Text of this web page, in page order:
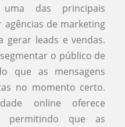
das principais
de marketing
gerar leads e vendas.
o público de
que as mensagens
no momento certo.
online oferece
permitindo que as